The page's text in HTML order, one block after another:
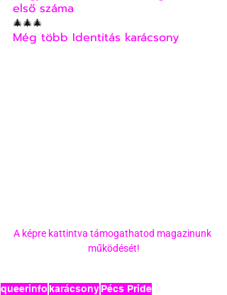
első száma
🎄🎄🎄
Még több Identitás karácsony
A képre kattintva támogathatod magazinunk
működését!
queerinfo karácsonyPécs Pride